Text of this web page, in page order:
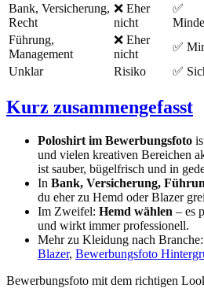
Bank, Versicherung,
Recht
❌ Eher
nicht
✅
Führung,
Management
❌ Eher
nicht
✅
Unklar
Risiko ✅
Kurz zusammengefasst
Poloshirt im Bewerbungsfoto
und vielen kreativen Bereichen
ist sauber, bügelfrisch und in
In Bank, Versicherung,
du eher zu Hemd oder Blazer
Im Zweifel: Hemd wählen – es
und wirkt immer professionell.
Mehr zu Kleidung nach Branche:
Blazer, Bewerbungsfoto
Bewerbungsfoto mit dem richtigen